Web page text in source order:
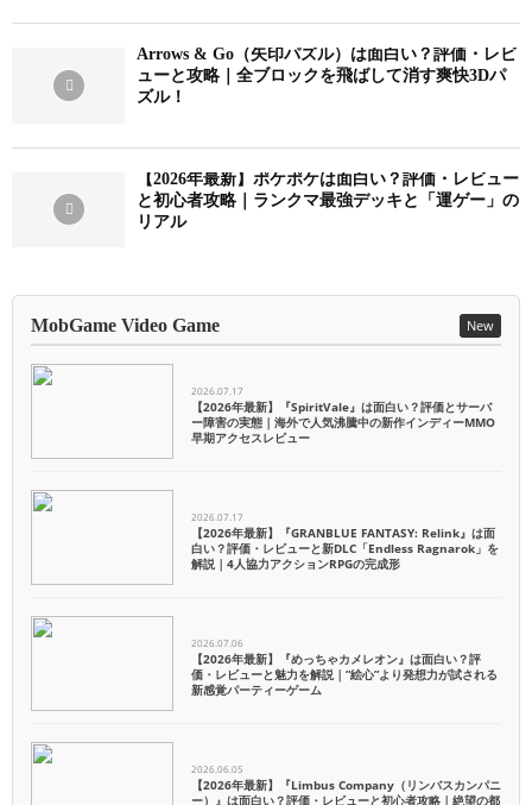
Arrows & Go（矢印パズル）は面白い？評価・レビ
ューと攻略｜全ブロックを飛ばして消す爽快3Dパ
ズル！
【2026年最新】ポケポケは面白い？評価・レビュー
と初心者攻略｜ランクマ最強デッキと「運ゲー」の
リアル
MobGame Video Game New
2026.07.17
【2026年最新】『SpiritVale』は面白い？評価とサーバ
ー障害の実態｜海外で人気沸騰中の新作インディーMMO
早期アクセスレビュー
2026.07.17
【2026年最新】『GRANBLUE FANTASY: Relink』は面
白い？評価・レビューと新DLC「Endless Ragnarok」を
解説｜4人協力アクションRPGの完成形
2026.07.06
【2026年最新】『めっちゃカメレオン』は面白い？評
価・レビューと魅力を解説｜”絵心”より発想力が試される
新感覚パーティーゲーム
2026.06.05
【2026年最新】『Limbus Company（リンバスカンパニ
ー）』は面白い？評価・レビューと初心者攻略｜絶望の都